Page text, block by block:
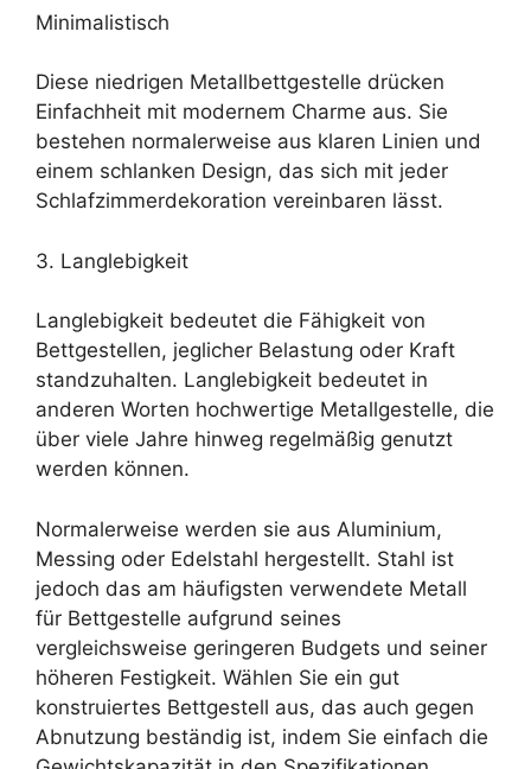
Minimalistisch
Diese niedrigen Metallbettgestelle drücken
Einfachheit mit modernem Charme aus. Sie
bestehen normalerweise aus klaren Linien und
einem schlanken Design, das sich mit jeder
Schlafzimmerdekoration vereinbaren lässt.
3. Langlebigkeit
Langlebigkeit bedeutet die Fähigkeit von
Bettgestellen, jeglicher Belastung oder Kraft
standzuhalten. Langlebigkeit bedeutet in
anderen Worten hochwertige Metallgestelle, die
über viele Jahre hinweg regelmäßig genutzt
werden können.
Normalerweise werden sie aus Aluminium,
Messing oder Edelstahl hergestellt. Stahl ist
jedoch das am häufigsten verwendete Metall
für Bettgestelle aufgrund seines
vergleichsweise geringeren Budgets und seiner
höheren Festigkeit. Wählen Sie ein gut
konstruiertes Bettgestell aus, das auch gegen
Abnutzung beständig ist, indem Sie einfach die